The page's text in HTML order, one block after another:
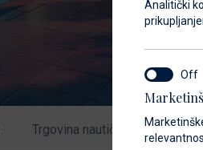
Trgovina nautičkom opremom
Analitički